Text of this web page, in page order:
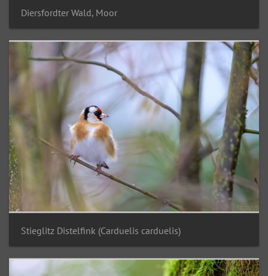
Diersfordter Wald, Moor
Stieglitz Distelfink (Carduelis carduelis)